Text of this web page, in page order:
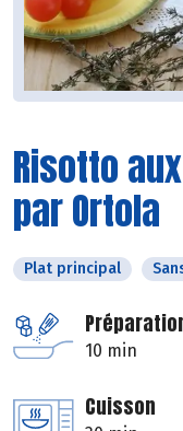
Risotto
par Ortola
Plat principal
10 min
Cuisson